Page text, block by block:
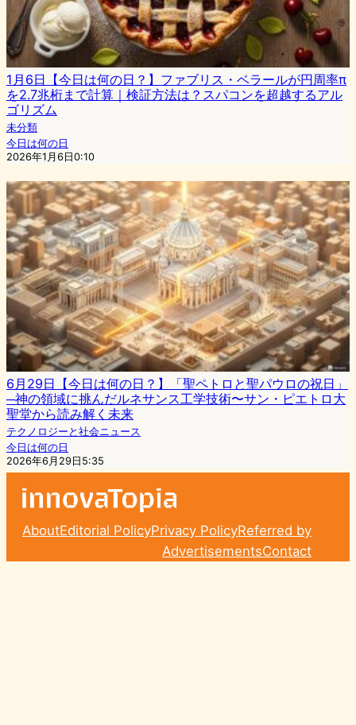
1月6日【今日は何の日？】ファブリス・ベラールが円周率π
を2.7兆桁まで計算｜検証方法は？スパコンを超越するアル
ゴリズム
未分類
今日は何の日
2026年1月6日0:10
6月29日【今日は何の日？】「聖ペトロと聖パウロの祝日」
─神の領域に挑んだルネサンス工学技術〜サン・ピエトロ大
聖堂から読み解く未来
テクノロジーと社会ニュース
今日は何の日
2026年6月29日5:35
AboutEditorial PolicyPrivacy PolicyReferred by
AdvertisementsContact